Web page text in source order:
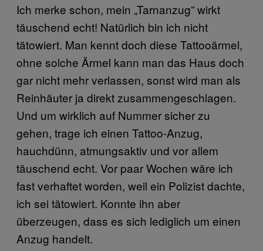
Ich merke schon, mein „Tarnanzug” wirkt
täuschend echt! Natürlich bin ich nicht
tätowiert. Man kennt doch diese Tattooärmel,
ohne solche Ärmel kann man das Haus doch
gar nicht mehr verlassen, sonst wird man als
Reinhäuter ja direkt zusammengeschlagen.
Und um wirklich auf Nummer sicher zu
gehen, trage ich einen Tattoo-Anzug,
hauchdünn, atmungsaktiv und vor allem
täuschend echt. Vor paar Wochen wäre ich
fast verhaftet worden, weil ein Polizist dachte,
ich sei tätowiert. Konnte ihn aber
überzeugen, dass es sich lediglich um einen
Anzug handelt.